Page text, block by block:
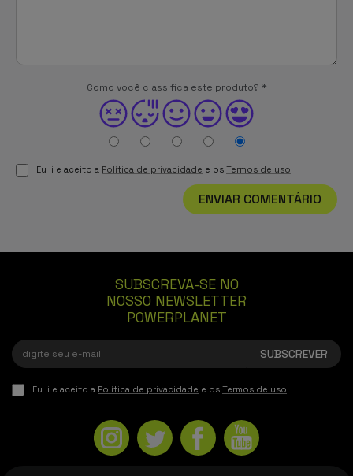
Como você classifica este produto? *
Eu li e aceito a Política de privacidade e os Termos de uso
ENVIAR COMENTÁRIO
SUBSCREVA-SE NO
NOSSO NEWSLETTER
POWERPLANET
Eu li e aceito a Política de privacidade e os Termos de uso